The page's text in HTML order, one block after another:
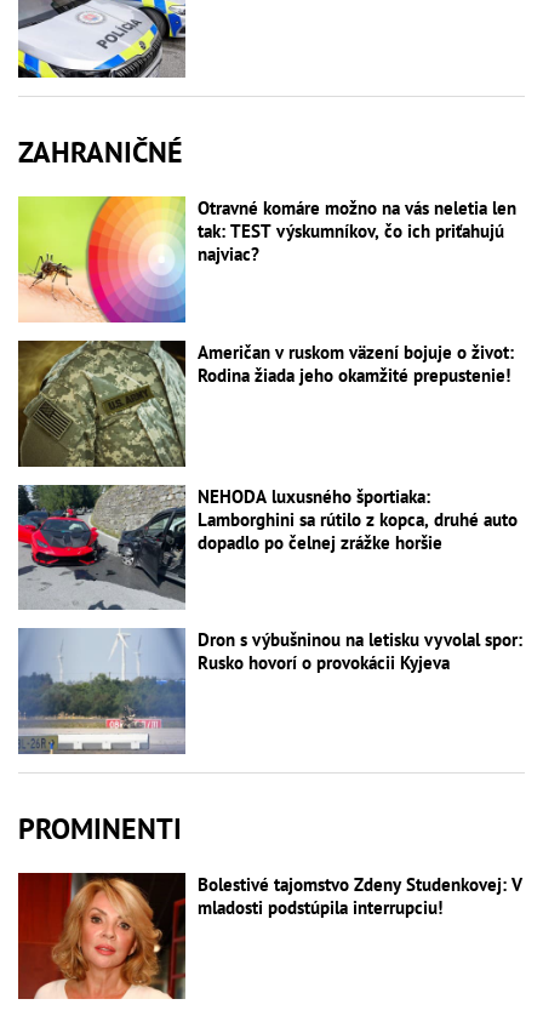
ZAHRANIČNÉ
Otravné komáre možno na vás neletia len
tak: TEST výskumníkov, čo ich priťahujú
najviac?
Američan v ruskom väzení bojuje o život:
Rodina žiada jeho okamžité prepustenie!
NEHODA luxusného športiaka:
Lamborghini sa rútilo z kopca, druhé auto
dopadlo po čelnej zrážke horšie
Dron s výbušninou na letisku vyvolal spor:
Rusko hovorí o provokácii Kyjeva
PROMINENTI
Bolestivé tajomstvo Zdeny Studenkovej: V
mladosti podstúpila interrupciu!